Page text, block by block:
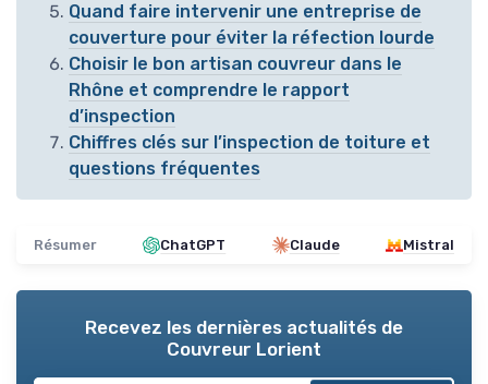
Quand faire intervenir une entreprise de
couverture pour éviter la réfection lourde
Choisir le bon artisan couvreur dans le
Rhône et comprendre le rapport
d’inspection
Chiffres clés sur l’inspection de toiture et
questions fréquentes
Résumer ChatGPT Claude Mistral
Recevez les dernières actualités de
Couvreur Lorient